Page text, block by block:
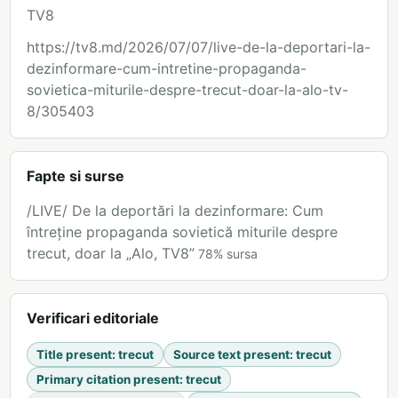
TV8
https://tv8.md/2026/07/07/live-de-la-deportari-la-
dezinformare-cum-intretine-propaganda-
sovietica-miturile-despre-trecut-doar-la-alo-tv-
8/305403
Fapte si surse
/LIVE/ De la deportări la dezinformare: Cum
întreține propaganda sovietică miturile despre
trecut, doar la „Alo, TV8” 78% sursa
Verificari editoriale
Title present: trecut Source text present: trecut
Primary citation present: trecut